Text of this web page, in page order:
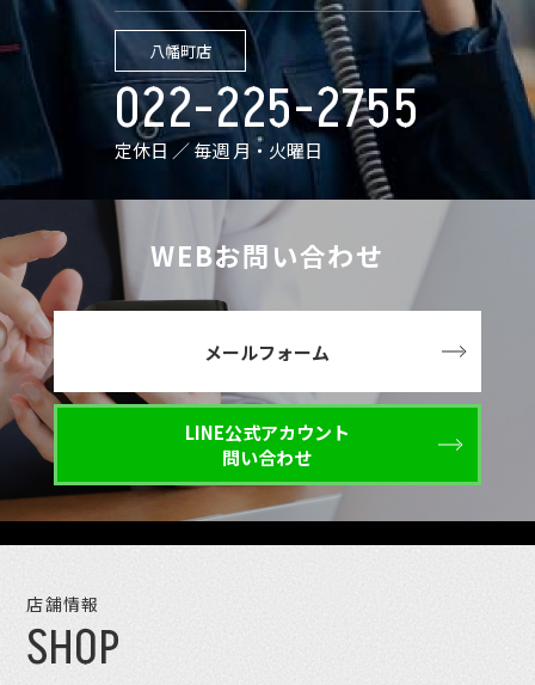
八幡町店
022-225-2755
定休日 ／ 毎週 月・火曜日
WEBお問い合わせ
メールフォーム
LINE公式アカウント
問い合わせ
店舗情報
SHOP